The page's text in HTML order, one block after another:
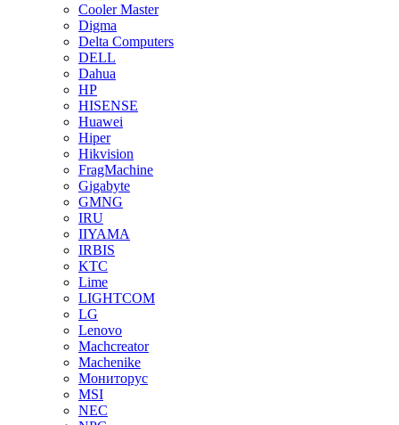
Cooler Master
Digma
Delta Computers
DELL
Dahua
HP
HISENSE
Huawei
Hiper
Hikvision
FragMachine
Gigabyte
GMNG
IRU
IIYAMA
IRBIS
KTC
Lime
LIGHTCOM
LG
Lenovo
Machcreator
Machenike
Мониторус
MSI
NEC